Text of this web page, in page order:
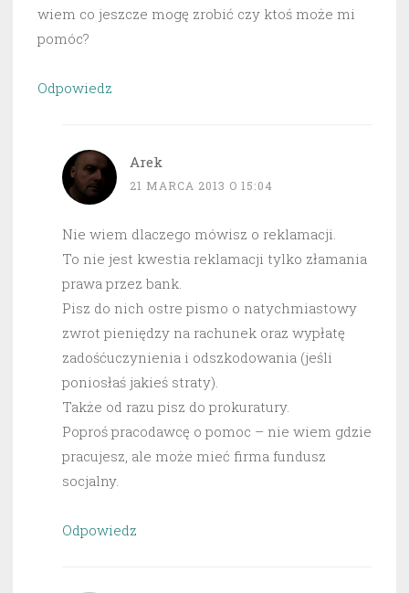
wiem co jeszcze mogę zrobić czy ktoś może mi
pomóc?
Odpowiedz
Arek
21 MARCA 2013 O 15:04
Nie wiem dlaczego mówisz o reklamacji.
To nie jest kwestia reklamacji tylko złamania
prawa przez bank.
Pisz do nich ostre pismo o natychmiastowy
zwrot pieniędzy na rachunek oraz wypłatę
zadośćuczynienia i odszkodowania (jeśli
poniosłaś jakieś straty).
Także od razu pisz do prokuratury.
Poproś pracodawcę o pomoc – nie wiem gdzie
pracujesz, ale może mieć firma fundusz
socjalny.
Odpowiedz